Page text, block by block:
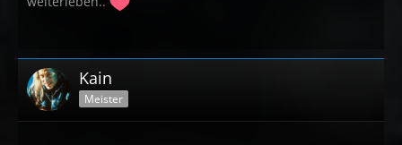
Kain
Meister